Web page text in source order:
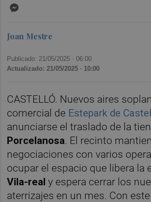
Joan Mestre
Publicado: 21/05/2025 ·06:00
Actualizado: 21/05/2025 · 10:00
CASTELLÓ. Nuevos aires
comercial de Estepark de
anunciarse el traslado de la
Porcelanosa. El recinto
negociaciones con varios
ocupar el espacio que libera la
Vila-realy espera cerrar los
aterrizajes en un mes. Con